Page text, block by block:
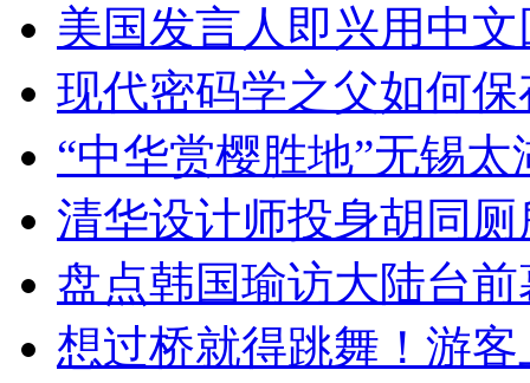
美国发言人即兴用中
现代密码学之父如何
“中华赏樱胜地”无锡
清华设计师投身胡同
盘点韩国瑜访大陆台
想过桥就得跳舞！游客